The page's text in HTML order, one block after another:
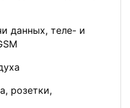
данных, теле- и
розетки,